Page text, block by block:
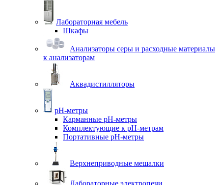
Лабораторная мебель
Шкафы
Анализаторы серы и расходные материалы
к анализаторам
Аквадистилляторы
pH-метры
Карманные pH-метры
Комплектующие к pH-метрам
Портативные pH-метры
Верхнеприводные мешалки
Лабораторные электропечи